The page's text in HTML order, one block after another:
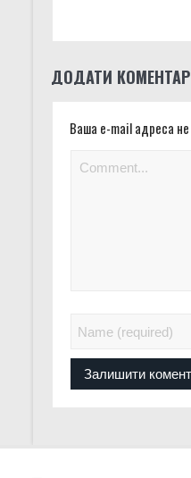
ДОДАТИ КОМЕНТАР
Ваша e-mail адреса